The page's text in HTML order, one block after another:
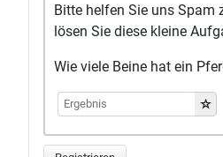
Bitte helfen Sie uns Spam
lösen Sie diese kleine
Wie viele Beine hat ein